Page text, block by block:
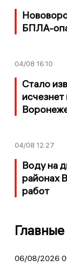
БПЛА-
04/08 16:10
Стало
исчезнет
04/08 12:27
Воду на
районах
работ
06/08/2026